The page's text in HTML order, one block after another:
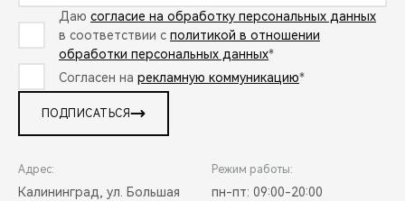
Даю согласие на обработку персональных данных
в соответствии с политикой в отношении
обработки персональных данных*
Согласен на рекламную коммуникацию*
ПОДПИСАТЬСЯ
Адрес:
Калининград, ул. Большая
Режим работы:
пн-пт: 09:00-20:00